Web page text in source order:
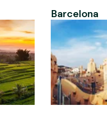
Barcelona